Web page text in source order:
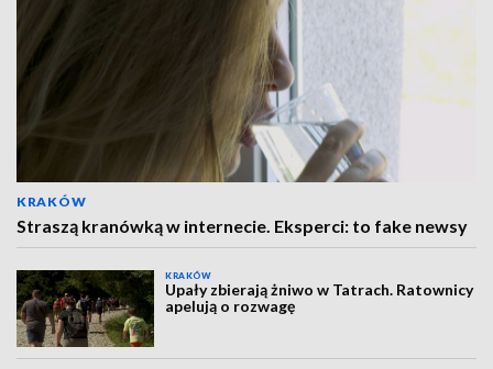
KRAKÓW
Straszą kranówką w internecie. Eksperci: to fake newsy
KRAKÓW
Upały zbierają żniwo w Tatrach. Ratownicy
apelują o rozwagę